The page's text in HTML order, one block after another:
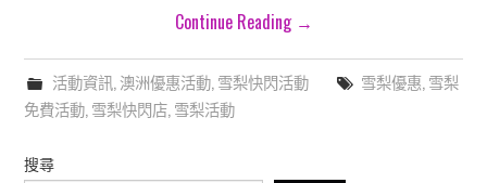
Continue Reading →
活動資訊 澳洲優惠活動, 雪梨快閃活動 雪梨優惠, 雪梨
免費活動 雪梨快閃店 雪梨活動
搜尋